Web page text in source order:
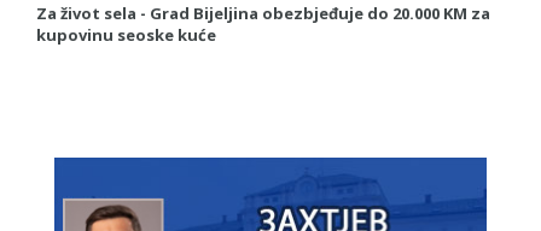
Za život sela - Grad Bijeljina obezbjeđuje do 20.000 KM za
kupovinu seoske kuće